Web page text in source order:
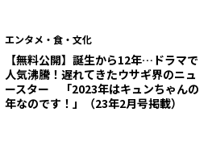
エンタメ・食・文化
【無料公開】誕生から12年…ドラマで
人気沸騰！遅れてきたウサギ界のニュ
ースター 「2023年はキュンちゃんの
年なのです！」（23年2月号掲載）